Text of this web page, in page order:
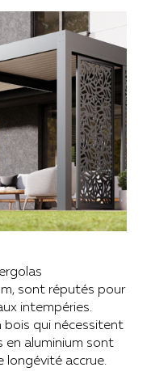
sont réputés pour
intempéries.
bois qui nécessitent
en aluminium sont
longévité accrue.